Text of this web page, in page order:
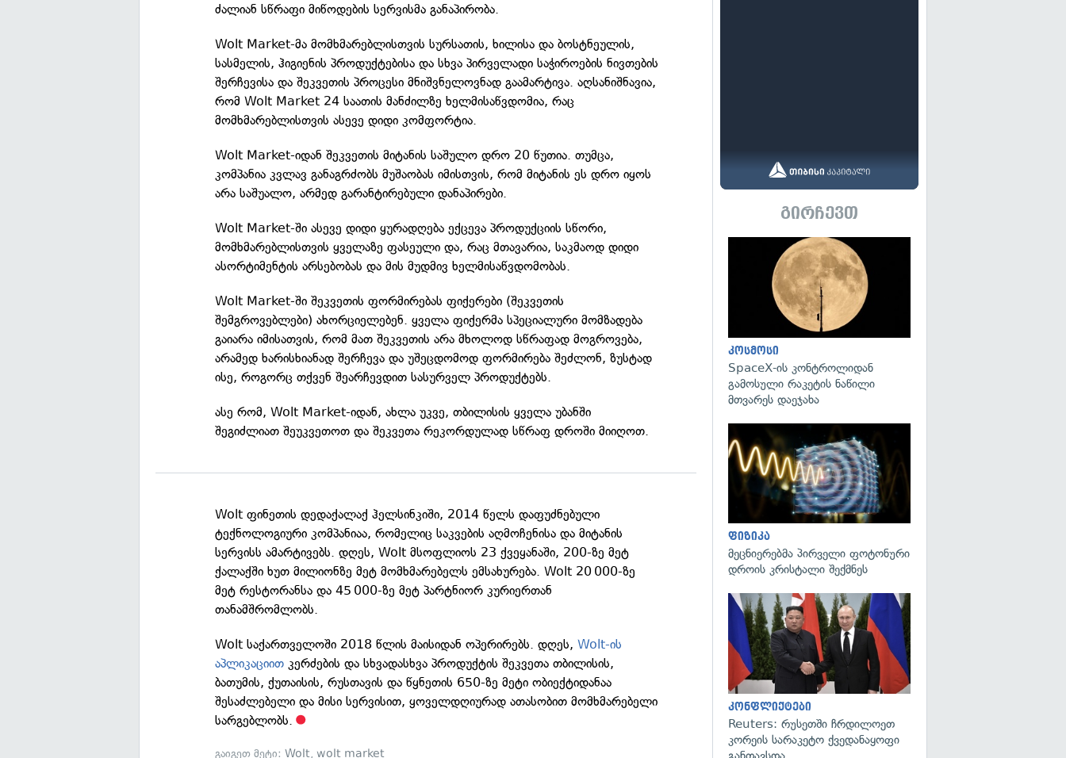
ძალიან სწრაფი მიწოდების სერვისმა განაპირობა.
Wolt Market-მა მომხმარებლისთვის სურსათის, ხილისა და ბოსტნეულის,
სასმელის, ჰიგიენის პროდუქტებისა და სხვა პირველადი საჭიროების ნივთების
შერჩევისა და შეკვეთის პროცესი მნიშვნელოვნად გაამარტივა. აღსანიშნავია,
რომ Wolt Market 24 საათის მანძილზე ხელმისაწვდომია, რაც
მომხმარებლისთვის ასევე დიდი კომფორტია.
Wolt Market-იდან შეკვეთის მიტანის საშულო დრო 20 წუთია. თუმცა,
კომპანია კვლავ განაგრძობს მუშაობას იმისთვის, რომ მიტანის ეს დრო იყოს
არა საშუალო, არმედ გარანტირებული დანაპირები.
Wolt Market-ში ასევე დიდი ყურადღება ექცევა პროდუქციის სწორი,
მომხმარებლისთვის ყველაზე ფასეული და, რაც მთავარია, საკმაოდ დიდი
ასორტიმენტის არსებობას და მის მუდმივ ხელმისაწვდომობას.
Wolt Market-ში შეკვეთის ფორმირებას ფიქერები (შეკვეთის
შემგროვებლები) ახორციელებენ. ყველა ფიქერმა სპეციალური მომზადება
გაიარა იმისათვის, რომ მათ შეკვეთის არა მხოლოდ სწრაფად მოგროვება,
არამედ ხარისხიანად შერჩევა და უშეცდომოდ ფორმირება შეძლონ, ზუსტად
ისე, როგორც თქვენ შეარჩევდით სასურველ პროდუქტებს.
ასე რომ, Wolt Market-იდან, ახლა უკვე, თბილისის ყველა უბანში
შეგიძლიათ შეუკვეთოთ და შეკვეთა რეკორდულად სწრაფ დროში მიიღოთ.
Wolt ფინეთის დედაქალაქ ჰელსინკიში, 2014 წელს დაფუძნებული
ტექნოლოგიური კომპანიაა, რომელიც საკვების აღმოჩენისა და მიტანის
სერვისს ამარტივებს. დღეს, Wolt მსოფლიოს 23 ქვეყანაში, 200-ზე მეტ
ქალაქში ხუთ მილიონზე მეტ მომხმარებელს ემსახურება. Wolt 20 000-ზე
მეტ რესტორანსა და 45 000-ზე მეტ პარტნიორ კურიერთან
თანამშრომლობს.
Wolt საქართველოში 2018 წლის მაისიდან ოპერირებს. დღეს,Wolt-ის
აპლიკაციით კერძების და სხვადასხვა პროდუქტის შეკვეთა თბილისის,
ბათუმის, ქუთაისის, რუსთავის და წყნეთის 650-ზე მეტი ობიექტიდანაა
შესაძლებელი და მისი სერვისით, ყოველდღიურად ათასობით მომხმარებელი
სარგებლობს.
გაიგეთ მეტი:Wolt, wolt market
გირჩევთ
კოსმოსი
SpaceX-ის კონტროლიდან
გამოსული რაკეტის ნაწილი
მთვარეს დაეჯახა
ფიზიკა
მეცნიერებმა პირველი ფოტონური
დროის კრისტალი შექმნეს
კონფლიქტები
Reuters: რუსეთში ჩრდილოეთ
კორეის სარაკეტო ქვედანაყოფი